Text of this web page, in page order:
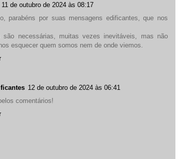
11 de outubro de 2024 às 08:17
parabéns por suas mensagens edificantes, que nos
são necessárias, muitas vezes inevitáveis, mas não
esquecer quem somos nem de onde viemos.
12 de outubro de 2024 às 06:41
comentários!